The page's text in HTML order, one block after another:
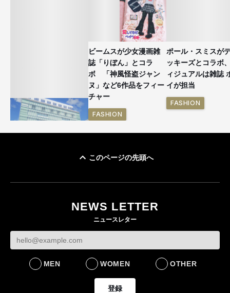
ビームスが少女漫画雑
誌「りぼん」とコラ
ボ 「神風怪盗ジャン
ヌ」など6作品をフィー
チャー
FASHION
ポール・スミスが
ッキーズとコラボ
ィジュアルは雑誌
イが担当
FASHION
このページの先頭へ
NEWS LETTER
ニュースレター
MEN WOMEN OTHER
登録